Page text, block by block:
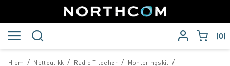
0
/
Hjem /
Nettbutikk /
Radio Tilbehør /
Monteringskit